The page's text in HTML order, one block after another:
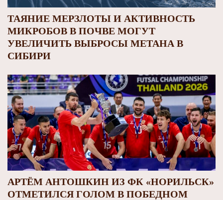
ТАЯНИЕ МЕРЗЛОТЫ И АКТИВНОСТЬ
МИКРОБОВ В ПОЧВЕ МОГУТ
УВЕЛИЧИТЬ ВЫБРОСЫ МЕТАНА В
СИБИРИ
АРТЁМ АНТОШКИН ИЗ ФК «НОРИЛЬСК»
ОТМЕТИЛСЯ ГОЛОМ В ПОБЕДНОМ